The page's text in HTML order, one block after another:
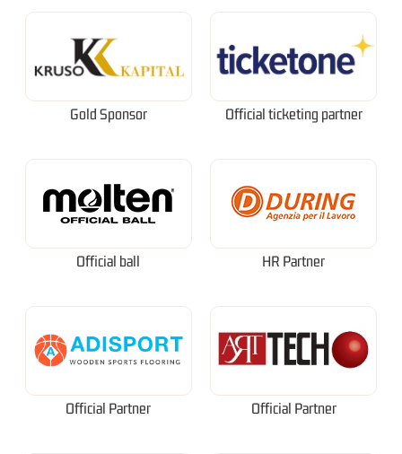
Gold Sponsor Official ticketing partner
Official ball HR Partner
Official Partner Official Partner